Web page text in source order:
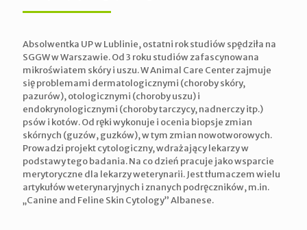
Absolwentka UP w Lublinie, ostatni rok studiów spędziła na
SGGW w Warszawie. Od 3 roku studiów zafascynowana
mikroświatem skóry i uszu. W Animal Care Center zajmuje
się problemami dermatologicznymi (choroby skóry,
pazurów), otologicznymi (choroby uszu) i
endokrynologicznymi (choroby tarczycy, nadnerczy itp.)
psów i kotów. Od ręki wykonuje i ocenia biopsje zmian
skórnych (guzów, guzków), w tym zmian nowotworowych.
Prowadzi projekt cytologiczny, wdrażający lekarzy w
podstawy tego badania. Na co dzień pracuje jako wsparcie
merytoryczne dla lekarzy weterynarii. Jest tłumaczem wielu
artykułów weterynaryjnych i znanych podręczników, m.in.
„Canine and Feline Skin Cytology” Albanese.